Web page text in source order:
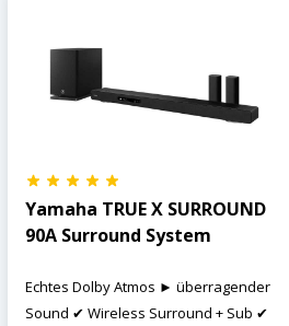
Yamaha TRUE X SURROUND
90A Surround System
Echtes Dolby Atmos ► überragender
Sound ✔ Wireless Surround + Sub ✔